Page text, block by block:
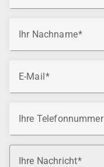
Ihr Nachname
E-Mail
Ihre Telefonnummer
Ihre Nachricht